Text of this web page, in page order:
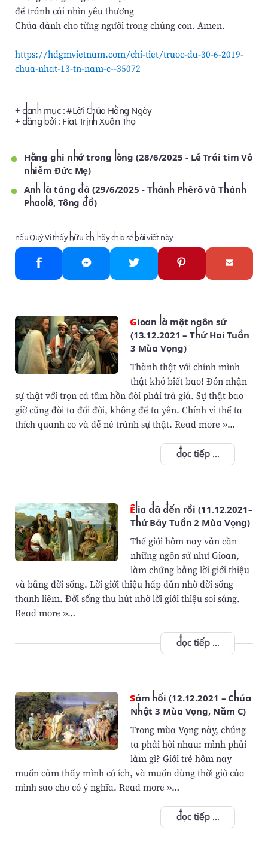
để tránh cái nhìn yêu thương
Chúa dành cho từng người trong chúng con. Amen.
https://hdgmvietnam.com/chi-tiet/truoc-da-30-6-2019-
chua-nhat-13-tn-nam-c--35072
+ danh mục : #Lời Chúa Hằng Ngày
+ đăng bởi : Fiat Trịnh Xuân Thọ
Hằng ghi nhớ trong lòng (28/6/2025 - Lễ Trái tim Vô
nhiễm Đức Mẹ)
Anh là tảng đá (29/6/2025 - Thánh Phêrô và Thánh
Phaolô, Tông đồ)
nếu Quý Vị thấy hữu ích, hãy chia sẻ bài viết này
Gioan là một ngôn sứ
(13.12.2021 – Thứ Hai Tuần
3 Mùa Vọng)
Thành thật với chính mình
thật khó biết bao! Đón nhận
sự thật với trọn cả tâm hồn đòi phải trả giá. Sự thật bao
giờ cũng đòi ta đổi đời, không để ta yên. Chính vì thế ta
thích quanh co và dễ né tránh sự thật. Read more »…
đọc tiếp ...
Êlia đã đến rồi (11.12.2021–
Thứ Bảy Tuần 2 Mùa Vọng)
Thế giới hôm nay vẫn cần
những ngôn sứ như Gioan,
làm chứng bằng lời giới thiệu
và bằng đời sống. Lời giới thiệu hấp dẫn nhờ đời sống
thanh liêm. Đời sống thu hút nhờ lời giới thiệu soi sáng.
Read more »…
đọc tiếp ...
Sám hối (12.12.2021 – Chúa
Nhật 3 Mùa Vọng, Năm C)
Trong mùa Vọng này, chúng
ta phải hỏi nhau: mình phải
làm gì? Giới trẻ hôm nay
muốn cảm thấy mình có ích, và muốn dùng thời giờ của
mình sao cho có ý nghĩa. Read more »…
đọc tiếp ...